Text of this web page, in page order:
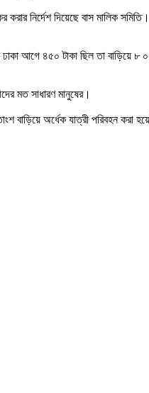
করার নির্দেশ দিয়েছে বাস মালিক
আগে ৪৫০ টাকা ছিল তা
মত সাধারণ মানুষের।
অর্ধেক যাত্রী পরিবহন করা